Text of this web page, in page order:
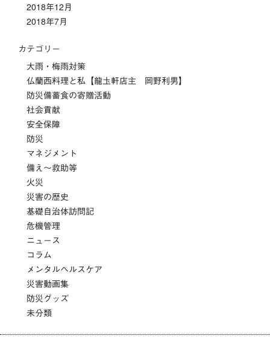
2018年12月
2018年7月
カテゴリー
大雨・梅雨対策
仏蘭西料理と私【龍圡軒店主 岡野利男】
防災備蓄食の寄贈活動
社会貢献
安全保障
防災
マネジメント
備え～救助等
火災
災害の歴史
基礎自治体訪問記
危機管理
ニュース
コラム
メンタルヘルスケア
災害動画集
防災グッズ
未分類